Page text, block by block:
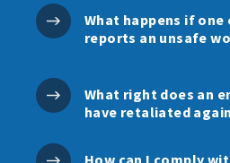
What happens if
reports an unsafe
What right does an
have retaliated